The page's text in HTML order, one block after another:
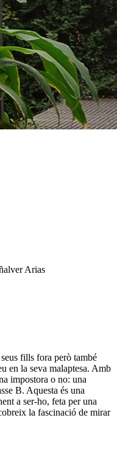
Arias
fills fora però també
en la seva malaptesa. Amb
impostora o no: una
B. Aquesta és una
a ser-ho, feta per una
la fascinació de mirar